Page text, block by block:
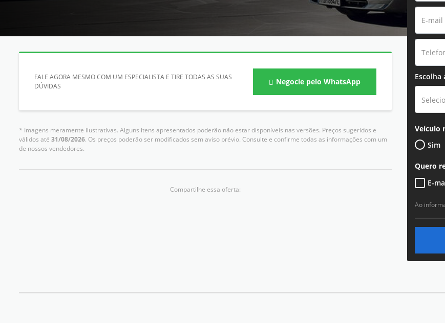
FALE AGORA MESMO COM UM ESPECIALISTA E TIRE TODAS AS SUAS
DÚVIDAS
Negocie pelo WhatsApp
* Imagens meramente ilustrativas. Alguns itens apresentados poderão não estar disponíveis nas versões. Preços sugeridos e
válidos até 31/08/2026. Os preços poderão ser modificados sem aviso prévio. Consulte e confirme todas as informações com um
de nossos vendedores.
Compartilhe essa oferta:
Escolha
Veículo
Sim
Quero
E-
Ao